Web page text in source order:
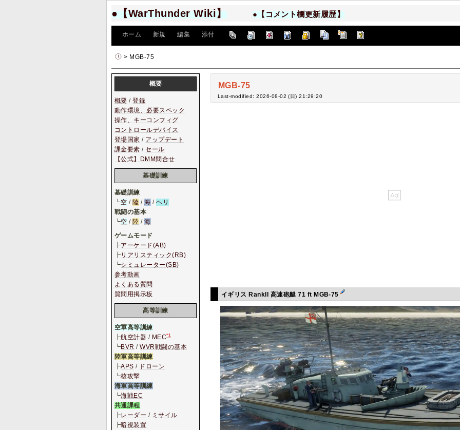
●【WarThunder Wiki】 ●【コメント欄更新履歴】
ホーム 新規 編集 添付
> MGB-75
MGB-75
Last-modified: 2026-08-02 (日) 21:29:20
イギリス RankII 高速砲艇 71 ft MGB-75
概要
概要 /登録
動作環境、必要スペック
操作、キーコンフィグ
コントロールデバイス
登場国家 / アップデート
課金要素 /セール
【公式】DMM問合せ
基礎訓練
基礎訓練
┗空 /陸 /海 /ヘリ
戦闘の基本
┗空 /陸 /海
ゲームモード
┣アーケード(AB)
┣リアリスティック(RB)
┗シミュレーター(SB)
参考動画
よくある質問
質問用掲示板
高等訓練
空軍高等訓練
┣航空計器 / MEC*1
┗BVR /WVR戦闘の基本
陸軍高等訓練
┣APS / ドローン
┗核攻撃
海軍高等訓練
┗海戦EC
共通課程
┣レーダー / ミサイル
┣暗視装置